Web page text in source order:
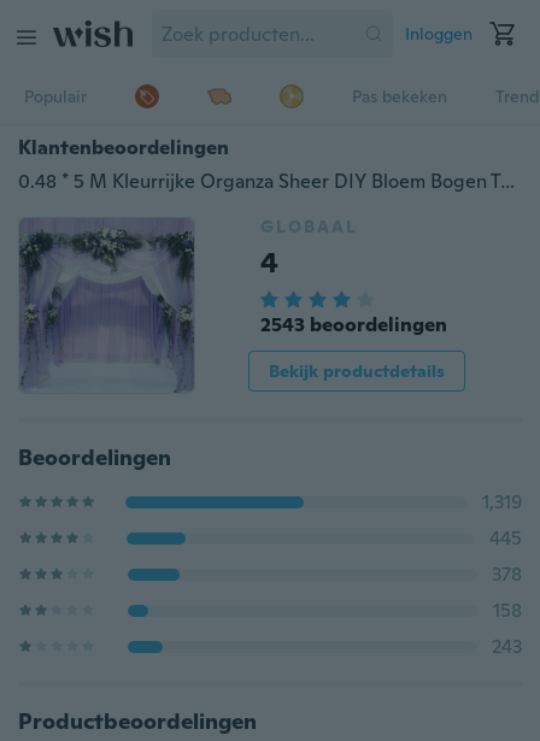
Inloggen
Populair Pas bekeken
Klantenbeoordelingen
0.48 * 5 M Kleurrijke Organza Sheer DIY Bloem Bogen Tafel Stoel Decoratie Bruiloft Festival Feestartikelen
GLOBAAL
4
2543 beoordelingen
Bekijk productdetails
Beoordelingen
1,319
445
378
158
243
Productbeoordelingen